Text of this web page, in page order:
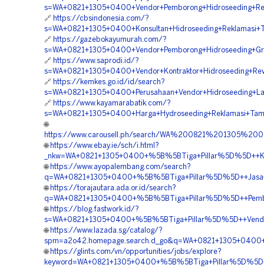
🔗 https://cbsindonesia.com/?
🔗 https://gazebokayumurah.com/?
🔗 https://www.saprodi.id/?
🔗 https://kemkes.go.id/id/search?
🔗 https://www.kayamarabatik.com/?
🌐
https://www.carousell.ph/search/
🌐 https://www.ebay.ie/sch/i.html?
🌐 https://www.ayopalembang.com/search?
🌐 https://torajautara.ada.or.id/search?
🌐 https://blog.fastwork.id/?
🌐 https://www.lazada.sg/catalog/?
🌐 https://glints.com/vn/opportunities/jobs/explore?